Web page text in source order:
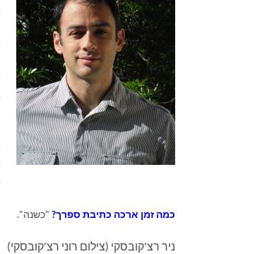
כמה זמן ארכה כתיבת ספרך? "כשנה".
ניר רצ'קובסקי (צילום רוני רצ'קובסקי)